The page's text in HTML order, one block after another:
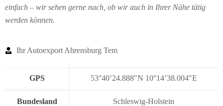
einfach – wir sehen gerne nach, ob wir auch in Ihrer Nähe tätig
werden können.
Ihr Autoexport Ahrensburg Tem
GPS 53°40’24.888″N 10°14’38.004″E
Bundesland Schleswig-Holstein